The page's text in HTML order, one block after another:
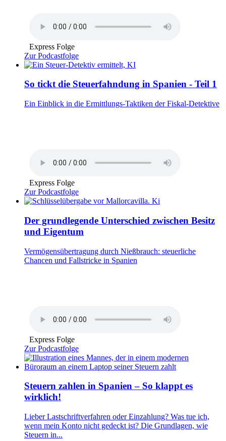
Express Folge
Zur Podcastfolge
So tickt die Steuerfahndung in Spanien - Teil 1
Ein Einblick in die Ermittlungs-Taktiken der Fiskal-Detektive
Express Folge
Zur Podcastfolge
Der grundlegende Unterschied zwischen Besitz
und Eigentum
Vermögensübertragung durch Nießbrauch: steuerliche
Chancen und Fallstricke in Spanien
Express Folge
Zur Podcastfolge
Steuern zahlen in Spanien – So klappt es
wirklich!
Lieber Lastschriftverfahren oder Einzahlung? Was tue ich,
wenn mein Konto nicht gedeckt ist? Die Grundlagen, wie
Steuern in...